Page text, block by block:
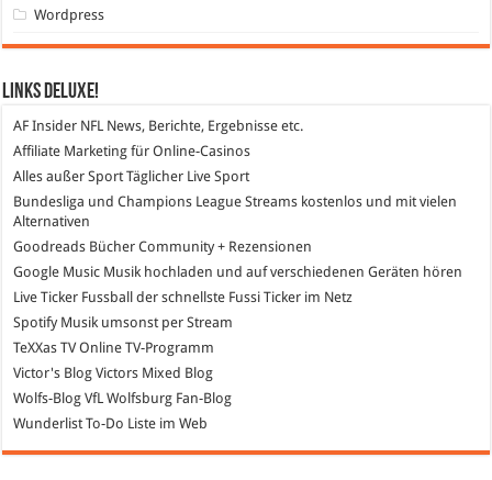
Wordpress
Links DeLuXe!
AF Insider NFL News, Berichte, Ergebnisse etc.
Affiliate Marketing für Online-Casinos
Alles außer SportTäglicher Live Sport
Bundesliga und Champions League Streams kostenlos und mit vielen
Alternativen
Goodreads Bücher Community + Rezensionen
Google Music Musik hochladen und auf verschiedenen Geräten hören
Live Ticker Fussball
der schnellste Fussi Ticker im Netz
SpotifyMusik umsonst per Stream
TeXXas TVOnline TV-Programm
Victor's Blog Victors Mixed Blog
Wolfs-Blog VfL Wolfsburg Fan-Blog
WunderlistTo-Do Liste im Web